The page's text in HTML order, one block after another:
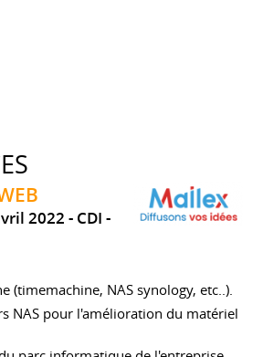
2022 CDI
(timemachine, NAS synology, etc..).
NAS pour l'amélioration du matériel